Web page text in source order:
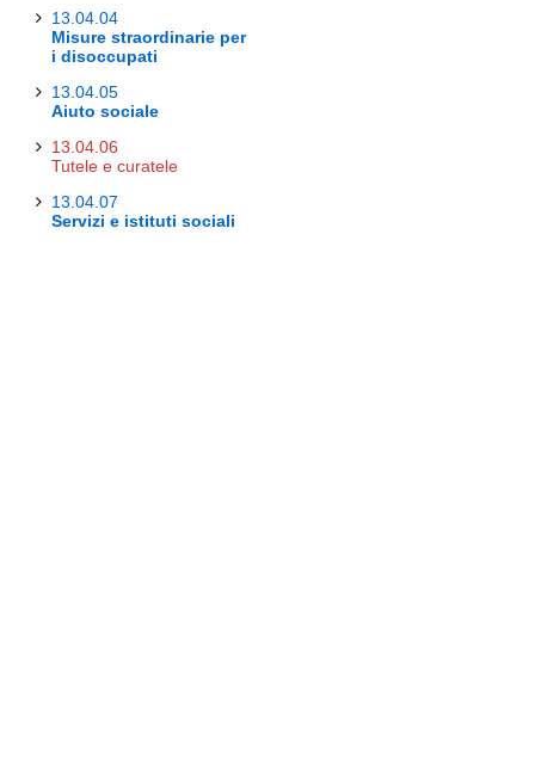
13.04.04
Misure straordinarie per
i disoccupati
13.04.05
Aiuto sociale
13.04.06
Tutele e curatele
13.04.07
Servizi e istituti sociali